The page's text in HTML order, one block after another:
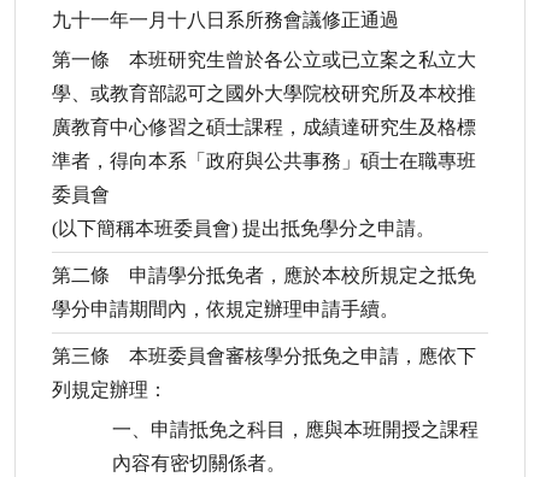
九十一年一月十八日系所務會議修正通過
第一條 本班研究生曾於各公立或已立案之私立大
學、或教育部認可之國外大學院校研究所及本校推
廣教育中心修習之碩士課程，成績達研究生及格標
準者，得向本系「政府與公共事務」碩士在職專班
委員會
(以下簡稱本班委員會) 提出抵免學分之申請。
第二條 申請學分抵免者，應於本校所規定之抵免
學分申請期間內，依規定辦理申請手續。
第三條 本班委員會審核學分抵免之申請，應依下
列規定辦理：
一、申請抵免之科目，應與本班開授之課程
內容有密切關係者。